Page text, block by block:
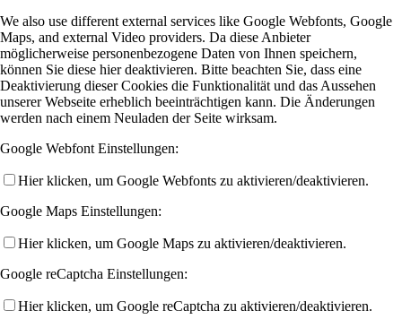
We also use different external services like Google Webfonts, Google
Maps, and external Video providers. Da diese Anbieter
möglicherweise personenbezogene Daten von Ihnen speichern,
können Sie diese hier deaktivieren. Bitte beachten Sie, dass eine
Deaktivierung dieser Cookies die Funktionalität und das Aussehen
unserer Webseite erheblich beeinträchtigen kann. Die Änderungen
werden nach einem Neuladen der Seite wirksam.
Google Webfont Einstellungen:
Hier klicken, um Google Webfonts zu aktivieren/deaktivieren.
Google Maps Einstellungen:
Hier klicken, um Google Maps zu aktivieren/deaktivieren.
Google reCaptcha Einstellungen:
Hier klicken, um Google reCaptcha zu aktivieren/deaktivieren.